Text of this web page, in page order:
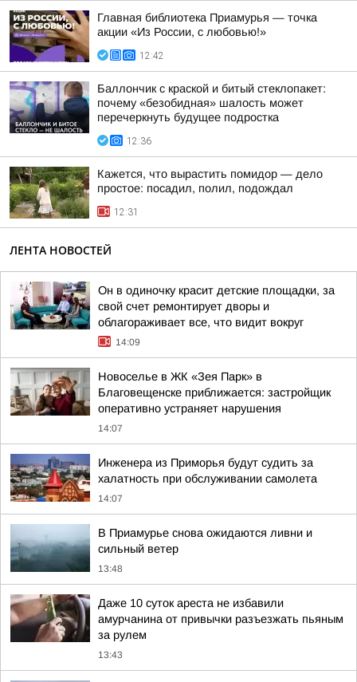
Главная библиотека Приамурья — точка
акции «Из России, с любовью!»
12:42
Баллончик с краской и битый стеклопакет:
почему «безобидная» шалость может
перечеркнуть будущее подростка
12:36
Кажется, что вырастить помидор — дело
простое: посадил, полил, подождал
12:31
ЛЕНТА НОВОСТЕЙ
Он в одиночку красит детские площадки, за
свой счет ремонтирует дворы и
облагораживает все, что видит вокруг
14:09
Новоселье в ЖК «Зея Парк» в
Благовещенске приближается: застройщик
оперативно устраняет нарушения
14:07
Инженера из Приморья будут судить за
халатность при обслуживании самолета
14:07
В Приамурье снова ожидаются ливни и
сильный ветер
13:48
Даже 10 суток ареста не избавили
амурчанина от привычки разъезжать пьяным
за рулем
13:43